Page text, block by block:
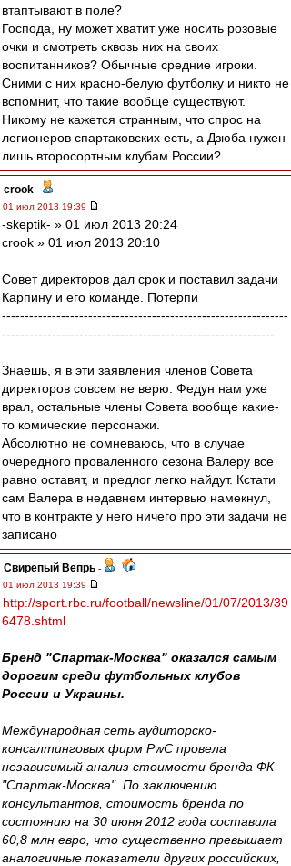
втаптывают в поле?
Господа, ну может хватит уже носить розовые
очки и смотреть сквозь них на своих
воспитанников? Обычные средние игроки.
Сними с них красно-белую футболку и никто не
вспомнит, что такие вообще существуют.
Никому не кажется странным, что спрос на
легионеров спартаковских есть, а Дзюба нужен
лишь второсортным клубам России?
crook -
01 июл 2013 19:39
-skeptik- » 01 июл 2013 20:24
crook » 01 июл 2013 20:10
Совет директоров дал срок и поставил задачи
Карпину и его команде. Потерпи
---------------------------------------------------------------
------------------------------------------------------------
Знаешь, я в эти заявления членов Совета
директоров совсем не верю. Федун нам уже
врал, остальные члены Совета вообще какие-
то комические персонажи.
Абсолютно не сомневаюсь, что в случае
очередного проваленного сезона Валеру все
равно оставят, и предлог легко найдут. Кстати
сам Валера в недавнем интервью намекнул,
что в контракте у него ничего про эти задачи не
записано
Свирепый Вепрь -
01 июл 2013 19:39
http://sport.rbc.ru/football/newsline/01/07/2013/39
6478.shtml
Бренд "Спартак-Москва" оказался самым
дорогим среди футбольных клубов
России и Украины.
Международная сеть аудиторско-
консалтинговых фирм PwC провела
независимый анализ стоимости бренда ФК
"Спартак-Москва". По заключению
консультантов, стоимость бренда по
состоянию на 30 июня 2012 года составила
60,8 млн евро, что существенно превышает
аналогичные показатели других российских,